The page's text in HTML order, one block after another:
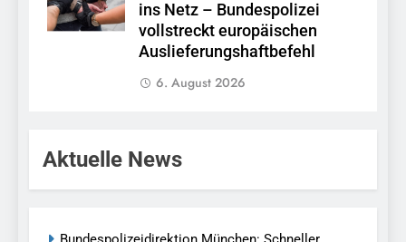
ins Netz – Bundespolizei
vollstreckt europäischen
Auslieferungshaftbefehl
6. August 2026
Aktuelle News